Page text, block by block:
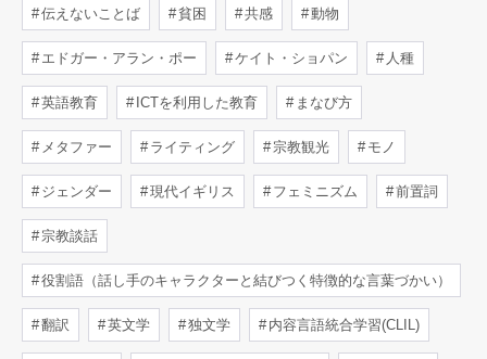
伝えないことば 貧困 共感 動物
エドガー・アラン・ポー ケイト・ショパン 人種
英語教育 ICTを利用した教育 まなび方
メタファー ライティング 宗教観光 モノ
ジェンダー 現代イギリス フェミニズム 前置詞
宗教談話
役割語（話し手のキャラクターと結びつく特徴的な言葉づかい）
翻訳 英文学 独文学 内容言語統合学習(CLIL)